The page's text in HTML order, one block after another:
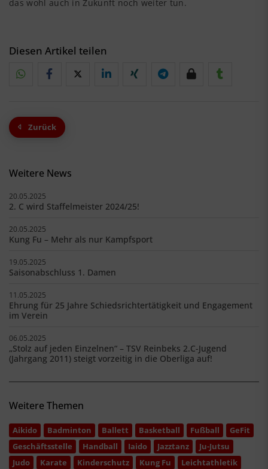
das wohl auch in Zukunft noch weiter tun.
Diesen Artikel teilen
Zurück
Weitere News
20.05.2025
2. C wird Staffelmeister 2024/25!
20.05.2025
Kung Fu – Mehr als nur Kampfsport
19.05.2025
Saisonabschluss 1. Damen
11.05.2025
Ehrung für 25 Jahre Schiedsrichtertätigkeit und Engagement
im Verein
06.05.2025
„Stolz auf jeden Einzelnen“ – TSV Reinbeks 2.C-Jugend
(Jahrgang 2011) steigt vorzeitig in die Oberliga auf!
Weitere Themen
Aikido Badminton Ballett Basketball Fußball
GeFit
Geschäftsstelle
Handball Iaido Jazztanz
Ju-Jutsu
Judo
Karate Kinderschutz Kung Fu
Leichtathletik